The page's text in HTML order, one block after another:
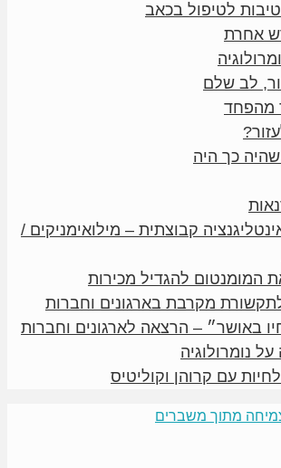
לטיפול בכאב
אחרת
לב שלם
מהפחד
כך היה
קבוצתית – מילואימניקים /
המומנטום להגדיל מכירות
מקרבת בארגונים וחברות
באושר״ – הרצאה לארגונים וחברות
נומרולוגיה
עם קרוהן וקוליטיס